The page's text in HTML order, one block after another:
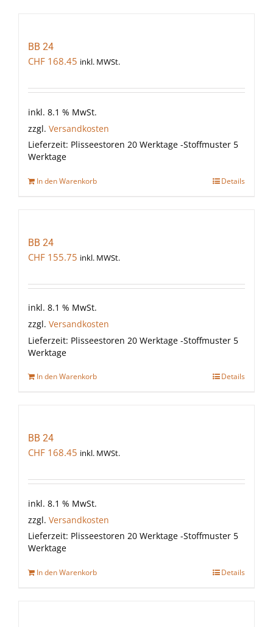
BB 24
CHF 168.45 inkl. MWSt.
inkl. 8.1 % MwSt.
zzgl. Versandkosten
Lieferzeit: Plisseestoren 20 Werktage -Stoffmuster 5
Werktage
In den Warenkorb Details
BB 24
CHF 155.75 inkl. MWSt.
inkl. 8.1 % MwSt.
zzgl. Versandkosten
Lieferzeit: Plisseestoren 20 Werktage -Stoffmuster 5
Werktage
In den Warenkorb Details
BB 24
CHF 168.45 inkl. MWSt.
inkl. 8.1 % MwSt.
zzgl. Versandkosten
Lieferzeit: Plisseestoren 20 Werktage -Stoffmuster 5
Werktage
In den Warenkorb Details